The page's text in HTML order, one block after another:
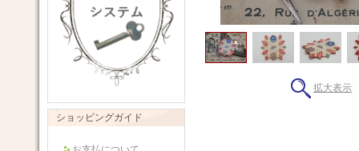
ショッピングガイド
拡大表示